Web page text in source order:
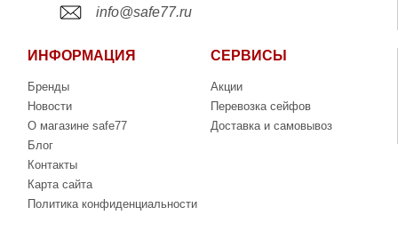
info@safe77.ru
ИНФОРМАЦИЯ
Бренды
Новости
О магазине safe77
Блог
Контакты
Карта сайта
Политика конфиденциальности
СЕРВИСЫ
Акции
Перевозка сейфов
Доставка и самовывоз